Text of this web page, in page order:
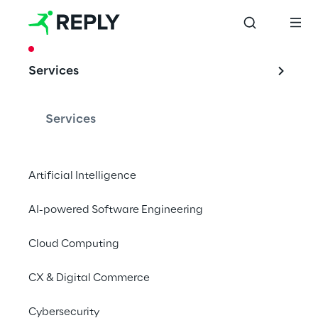
Services
Services
Artificial Intelligence
AI-powered Software Engineering
Cloud Computing
CX & Digital Commerce
Cybersecurity
CLAAS: "Cloud
first" für die
einer IoT Plattform in Microsoft Azure bei der